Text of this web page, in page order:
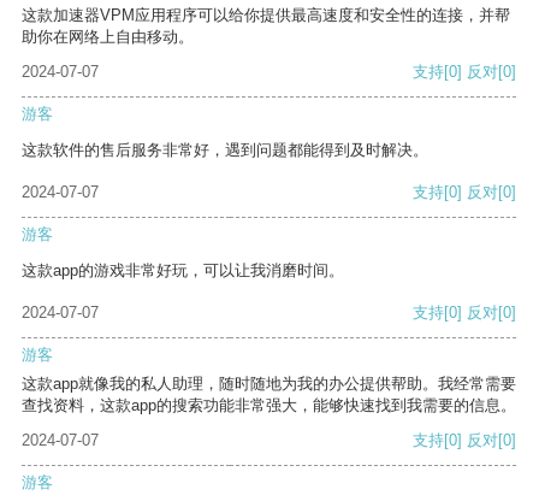
这款加速器VPM应用程序可以给你提供最高速度和安全性的连接，并帮
助你在网络上自由移动。
2024-07-07
支持[0] 反对[0]
游客
这款软件的售后服务非常好，遇到问题都能得到及时解决。
2024-07-07 支持[0] 反对[0]
游客
这款app的游戏非常好玩，可以让我消磨时间。
2024-07-07 支持[0] 反对[0]
游客
这款app就像我的私人助理，随时随地为我的办公提供帮助。我经常需要
查找资料，这款app的搜索功能非常强大，能够快速找到我需要的信息。
2024-07-07
支持[0] 反对[0]
游客